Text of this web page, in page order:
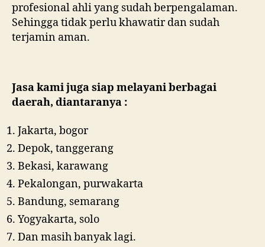
profesional ahli yang sudah berpengalaman.
Sehingga tidak perlu khawatir dan sudah
terjamin aman.
Jasa kami juga siap melayani berbagai
daerah, diantaranya :
Jakarta, bogor
Depok, tanggerang
Bekasi, karawang
Pekalongan, purwakarta
Bandung, semarang
Yogyakarta, solo
Dan masih banyak lagi.